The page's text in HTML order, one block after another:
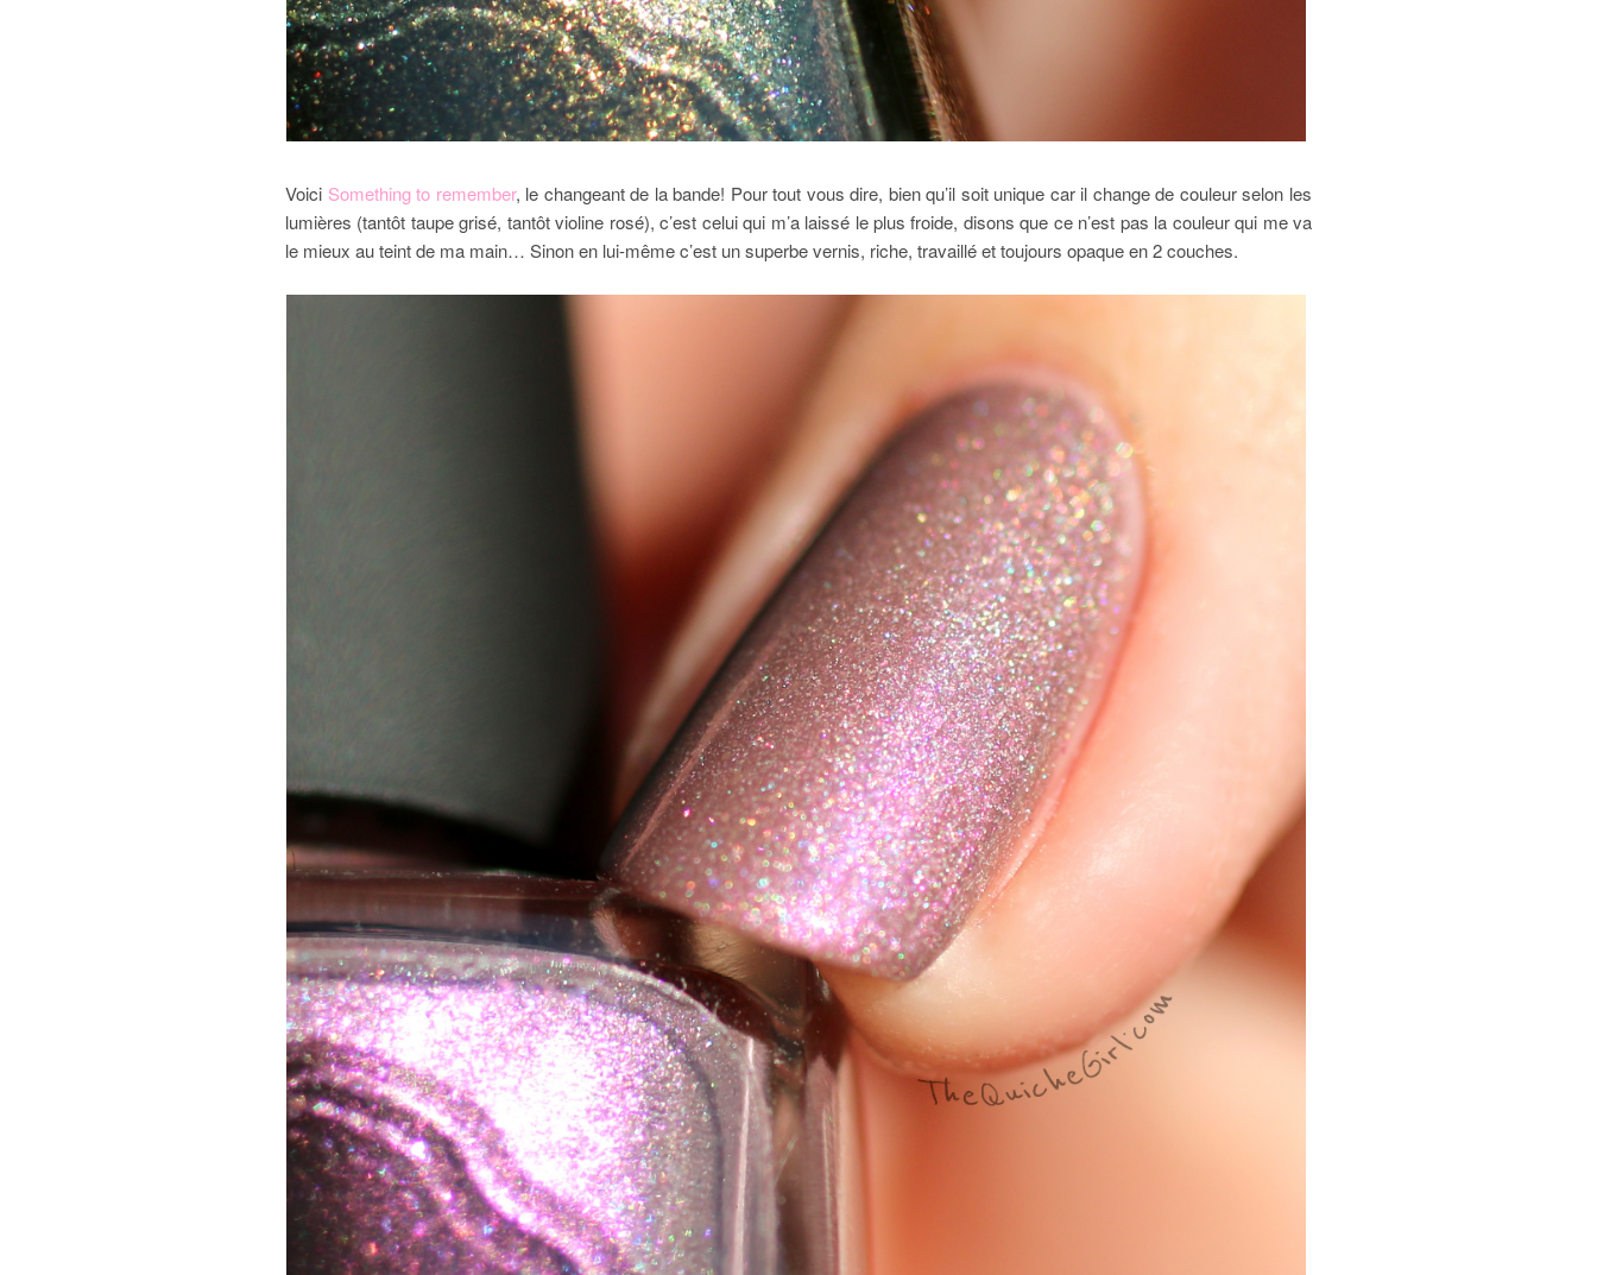
Voici Something to remember, le changeant de la bande! Pour tout vous dire, bien qu’il soit unique car il change de couleur selon les
lumières (tantôt taupe grisé, tantôt violine rosé), c’est celui qui m’a laissé le plus froide, disons que ce n’est pas la couleur qui me va
le mieux au teint de ma main… Sinon en lui-même c’est un superbe vernis, riche, travaillé et toujours opaque en 2 couches.